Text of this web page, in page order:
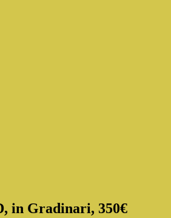
in Gradinari, 350€